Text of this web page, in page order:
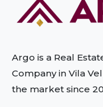
Argo is a Real
Company in Vila
the market since